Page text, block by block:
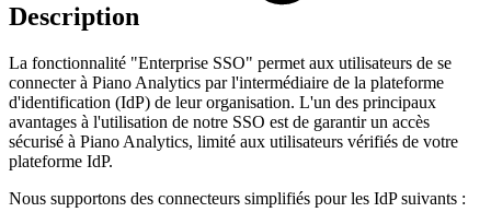
Description
La fonctionnalité "Enterprise SSO" permet aux utilisateurs de se
connecter à Piano Analytics par l'intermédiaire de la plateforme
d'identification (IdP) de leur organisation. L'un des principaux
avantages à l'utilisation de notre SSO est de garantir un accès
sécurisé à Piano Analytics, limité aux utilisateurs vérifiés de votre
plateforme IdP.
Nous supportons des connecteurs simplifiés pour les IdP suivants :